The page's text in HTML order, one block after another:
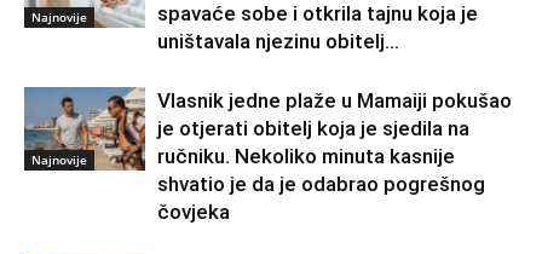
Najnovije
spavaće sobe i otkrila tajnu koja je
uništavala njezinu obitelj…
Najnovije
Vlasnik jedne plaže u Mamaiji pokušao
je otjerati obitelj koja je sjedila na
ručniku. Nekoliko minuta kasnije
shvatio je da je odabrao pogrešnog
čovjeka